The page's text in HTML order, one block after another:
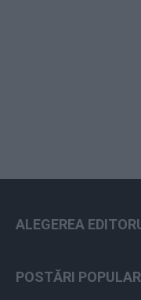
ALEGEREA
POSTĂRI